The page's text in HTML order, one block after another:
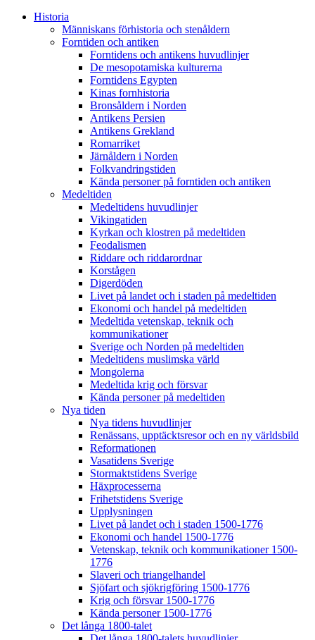
Historia
Människans förhistoria och stenåldern
Forntiden och antiken
Forntidens och antikens huvudlinjer
De mesopotamiska kulturerna
Forntidens Egypten
Kinas fornhistoria
Bronsåldern i Norden
Antikens Persien
Antikens Grekland
Romarriket
Järnåldern i Norden
Folkvandringstiden
Kända personer på forntiden och antiken
Medeltiden
Medeltidens huvudlinjer
Vikingatiden
Kyrkan och klostren på medeltiden
Feodalismen
Riddare och riddarordnar
Korstågen
Digerdöden
Livet på landet och i staden på medeltiden
Ekonomi och handel på medeltiden
Medeltida vetenskap, teknik och
kommunikationer
Sverige och Norden på medeltiden
Medeltidens muslimska värld
Mongolerna
Medeltida krig och försvar
Kända personer på medeltiden
Nya tiden
Nya tidens huvudlinjer
Renässans, upptäcktsresor och en ny världsbild
Reformationen
Vasatidens Sverige
Stormaktstidens Sverige
Häxprocesserna
Frihetstidens Sverige
Upplysningen
Livet på landet och i staden 1500-1776
Ekonomi och handel 1500-1776
Vetenskap, teknik och kommunikationer 1500-
1776
Slaveri och triangelhandel
Sjöfart och sjökrigföring 1500-1776
Krig och försvar 1500-1776
Kända personer 1500-1776
Det långa 1800-talet